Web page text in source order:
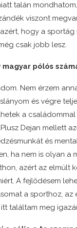
talán
viszont
hogy a
csak jobb lesz.
magyar pólós
Nem érzem
és végre
a családommal
Dejan mellett
és
ha nem is olyan a
azért az elmúlt
A fejlődésem
a sporthoz, az
találtam meg